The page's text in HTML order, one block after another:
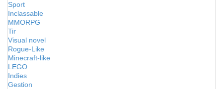
Sport
Inclassable
MMORPG
Tir
Visual novel
Rogue-Like
Minecraft-like
LEGO
Indies
Gestion